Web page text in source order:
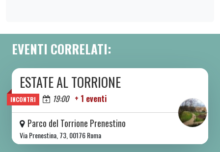
EVENTI CORRELATI:
INCONTRI
DA SAB 06/06 A SAB 08/08 2026
ESTATE AL TORRIONE
Oggi 19:00 + 1 eventi
Parco del Torrione Prenestino
Via Prenestina, 73, 00176 Roma